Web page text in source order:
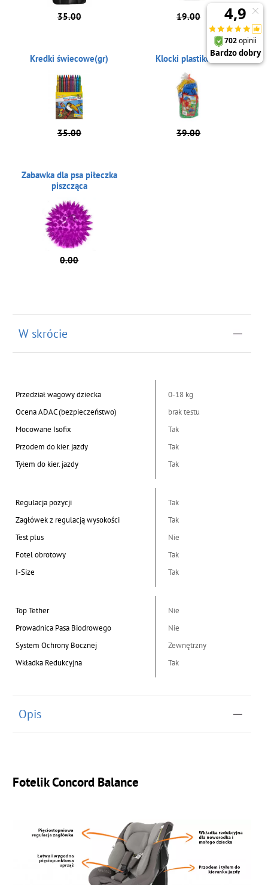
35.00 19.00
Kredki świecowe(gr)
35.00
Klocki plastikowe
39.00
Zabawka dla psa piłeczka
piszcząca
0.00
W skrócie
Przedział wagowy dziecka
0-18 kg
Ocena ADAC (bezpieczeństwo)
brak testu
Mocowane Isofix
Tak
Przodem do kier. jazdy
Tak
Tyłem do kier. jazdy
Tak
Regulacja pozycji
Tak
Zagłówek z regulacją wysokości
Tak
Test plus
Nie
Fotel obrotowy
Tak
I-Size
Tak
Top Tether
Nie
Prowadnica Pasa Biodrowego
Nie
System Ochrony Bocznej
Zewnętrzny
Wkładka Redukcyjna
Tak
Opis
Fotelik Concord Balance